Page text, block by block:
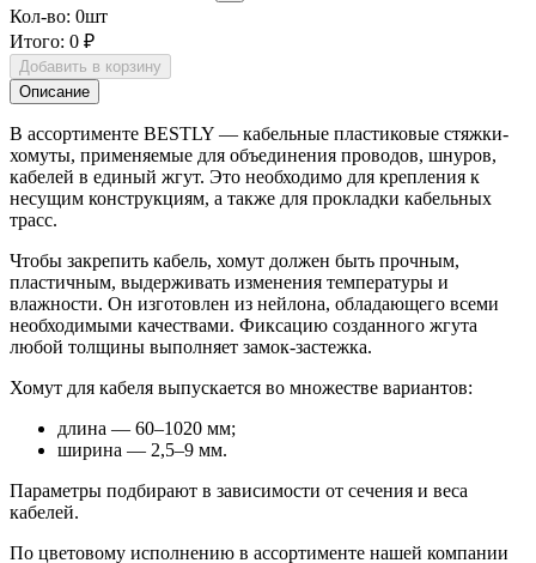
Кол-во: 0шт
Итого: 0 ₽
Добавить в корзину
Описание
В ассортименте BESTLY — кабельные пластиковые стяжки-
хомуты, применяемые для объединения проводов, шнуров,
кабелей в единый жгут. Это необходимо для крепления к
несущим конструкциям, а также для прокладки кабельных
трасс.
Чтобы закрепить кабель, хомут должен быть прочным,
пластичным, выдерживать изменения температуры и
влажности. Он изготовлен из нейлона, обладающего всеми
необходимыми качествами. Фиксацию созданного жгута
любой толщины выполняет замок-застежка.
Хомут для кабеля выпускается во множестве вариантов:
длина — 60–1020 мм;
ширина — 2,5–9 мм.
Параметры подбирают в зависимости от сечения и веса
кабелей.
По цветовому исполнению в ассортименте нашей компании